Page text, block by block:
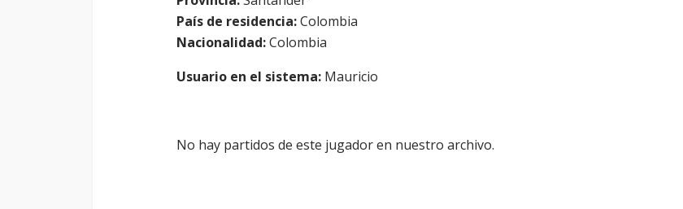
País de residencia:Colombia
Nacionalidad:Colombia
Usuario en el sistema: Mauricio
No hay partidos de este jugador en nuestro archivo.